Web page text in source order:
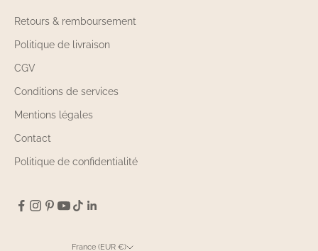
Retours & remboursement
Politique de livraison
CGV
Conditions de services
Mentions légales
Contact
Politique de confidentialité
France (EUR €)